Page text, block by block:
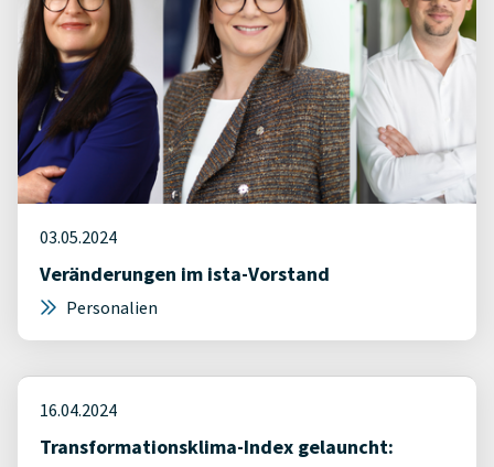
03.05.2024
Veränderungen im ista-Vorstand
Personalien
16.04.2024
Transformationsklima-Index gelauncht: